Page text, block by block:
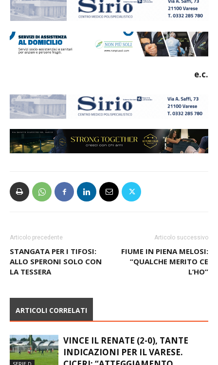
e.c.
Articolo precedente
STANGATA PER I TIFOSI:
ALLO SPERONI SOLO CON
LA TESSERA
Articolo successivo
FIUME IN PIENA MELOSI:
“QUALCHE MERITO CE
L’HO”
ARTICOLI CORRELATI
VINCE IL RENATE (2-0), TANTE
INDICAZIONI PER IL VARESE.